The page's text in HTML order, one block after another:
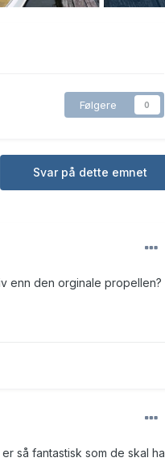
Følgere 0
Svar på dette emnet
enn den orginale propellen?
så fantastisk som de skal ha